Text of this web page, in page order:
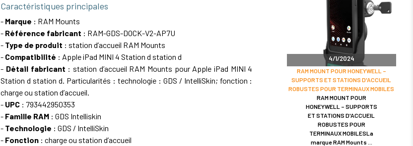
Caractéristiques principales
- Marque : RAM Mounts
- Référence fabricant : RAM-GDS-DOCK-V2-AP7U
- Type de produit : station d’accueil RAM Mounts
- Compatibilité : Apple iPad MINI 4 Station d station d
- Détail fabricant : station d’accueil RAM Mounts pour Apple iPad MINI 4
Station d station d. Particularités : technologie : GDS / IntelliSkin; fonction :
charge ou station d’accueil.
- UPC : 793442950353
- Famille RAM : GDS Intelliskin
- Technologie : GDS / IntelliSkin
- Fonction : charge ou station d’accueil
4/1/2024
RAM MOUNT POUR HONEYWELL –
SUPPORTS ET STATIONS D'ACCUEIL
ROBUSTES POUR TERMINAUX MOBILES
RAM MOUNT POUR
HONEYWELL – SUPPORTS
ET STATIONS D'ACCUEIL
ROBUSTES POUR
TERMINAUX MOBILESLa
marque RAM Mounts